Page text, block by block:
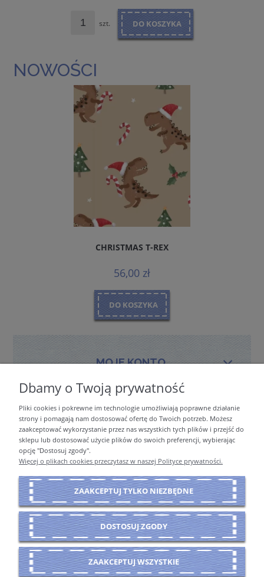
szt. DO KOSZYKA
NOWOŚCI
CHRISTMAS T-REX
56,00 zł
DO KOSZYKA
MOJE KONTO
PŁATNOŚCI I DOSTAWA
INFORMACJE
O NAS
POKAŻ PEŁNĄ WERSJĘ STRONY
Sklep internetowy Shoper Premium
Dbamy o Twoją prywatność
Pliki cookies i pokrewne im technologie umożliwiają poprawne działanie
strony i pomagają nam dostosować ofertę do Twoich potrzeb. Możesz
zaakceptować wykorzystanie przez nas wszystkich tych plików i przejść do
sklepu lub dostosować użycie plików do swoich preferencji, wybierając
opcję "Dostosuj zgody".
Więcej o plikach cookies przeczytasz w naszej Polityce prywatności.
ZAAKCEPTUJ TYLKO NIEZBĘDNE
DOSTOSUJ ZGODY
ZAAKCEPTUJ WSZYSTKIE